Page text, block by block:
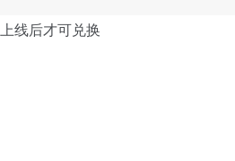
线后才可兑换